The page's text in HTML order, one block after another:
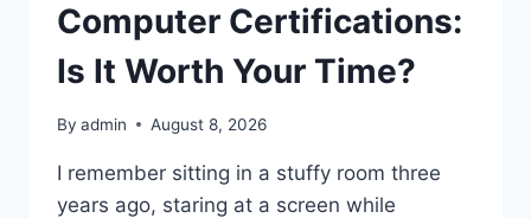
Computer Certifications:
Is It Worth Your Time?
By admin August 8, 2026
I remember sitting in a stuffy room three
years ago, staring at a screen while